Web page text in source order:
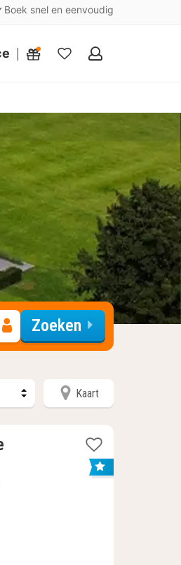
Boek snel en eenvoudig
Mijn
Zoeken
Kaart